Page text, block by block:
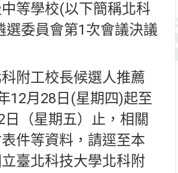
等學校(以下簡稱北科
選委員會第1次會議決議
附工校長候選人推薦
12月28日(星期四)起至
日（星期五）止，相關
件等資料，請逕至本
臺北科技大學北科附